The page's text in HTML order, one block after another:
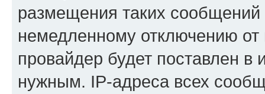
размещения таких
немедленному отключению
провайдер будет поставлен в
нужным. IP-адреса всех